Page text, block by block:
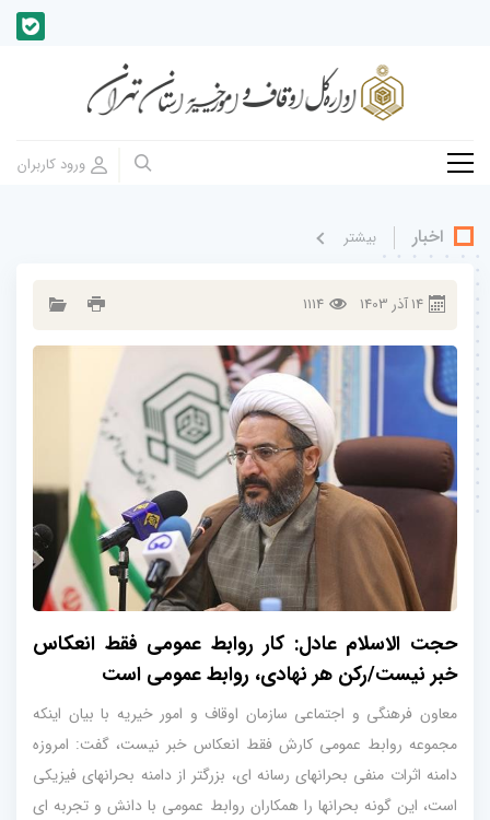
اخبار بيشتر
14آذر 1403
1114
حجت الاسلام عادل: کار روابط عمومی فقط انعکاس
خبر نیست/رکن هر نهادی، روابط عمومی است
معاون فرهنگی و اجتماعی سازمان اوقاف و امور خیریه با بیان اینکه
مجموعه روابط عمومی کارش فقط انعکاس خبر نیست، گفت: امروزه
دامنه اثرات منفی بحرانهای رسانه ای، بزرگتر از دامنه بحرانهای فیزیکی
است، این گونه بحرانها را همکاران روابط عمومی با دانش و تجربه ای